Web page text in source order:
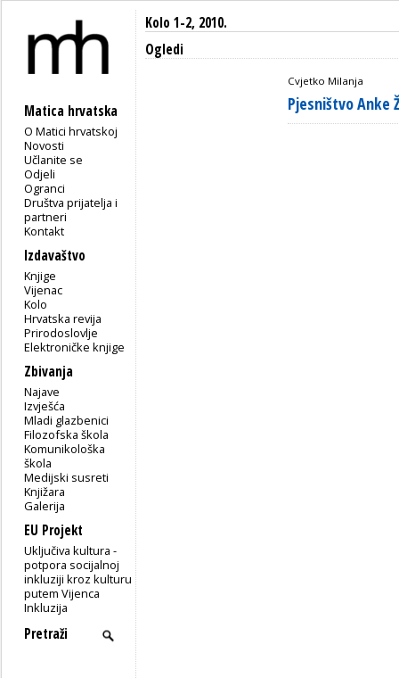
Matica hrvatska
O Matici hrvatskoj
Novosti
Učlanite se
Odjeli
Ogranci
Društva prijatelja i
partneri
Kontakt
Izdavaštvo
Knjige
Vijenac
Kolo
Hrvatska revija
Prirodoslovlje
Elektroničke knjige
Zbivanja
Najave
Izvješća
Mladi glazbenici
Filozofska škola
Komunikološka
škola
Medijski susreti
Knjižara
Galerija
EU Projekt
Uključiva kultura -
potpora socijalnoj
inkluziji kroz kulturu
putem Vijenca
Inkluzija
Kolo 1-2, 2010.
Ogledi
Cvjetko Milanja
Pjesništvo Anke